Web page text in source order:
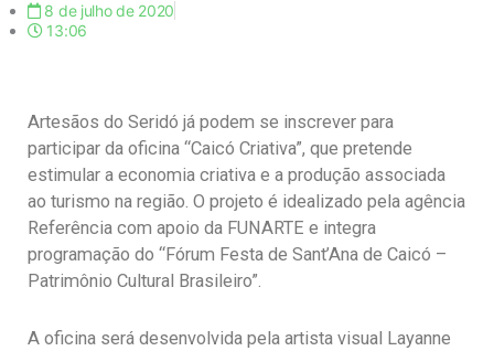
8 de julho de 2020
13:06
Artesãos do Seridó já podem se inscrever para
participar da oficina “Caicó Criativa”, que pretende
estimular a economia criativa e a produção associada
ao turismo na região. O projeto é idealizado pela agência
Referência com apoio da FUNARTE e integra
programação do “Fórum Festa de Sant’Ana de Caicó –
Patrimônio Cultural Brasileiro”.
A oficina será desenvolvida pela artista visual Layanne